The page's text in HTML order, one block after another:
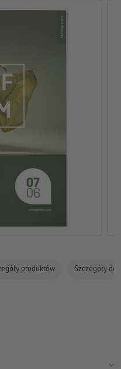
produktów Szczegóły